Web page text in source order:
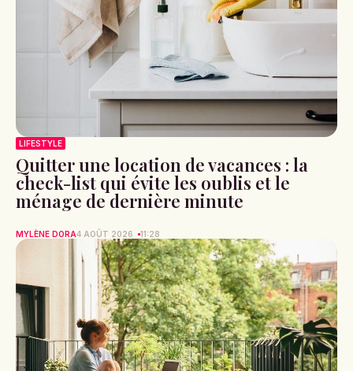
LIFESTYLE
Quitter une location de vacances : la
check-list qui évite les oublis et le
ménage de dernière minute
MYLÈNE DORA4 AOÛT 2026 11:28